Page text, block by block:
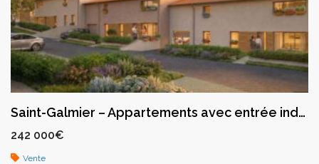
Saint-Galmier – Appartements avec entrée indépendante dans un environnement privilégié
242 000€
Vente